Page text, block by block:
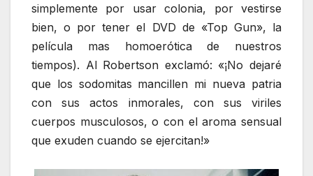
simplemente por usar colonia, por vestirse
bien, o por tener el DVD de «Top Gun», la
película mas homoerótica de nuestros
tiempos). Al Robertson exclamó: «¡No dejaré
que los sodomitas mancillen mi nueva patria
con sus actos inmorales, con sus viriles
cuerpos musculosos, o con el aroma sensual
que exuden cuando se ejercitan!»